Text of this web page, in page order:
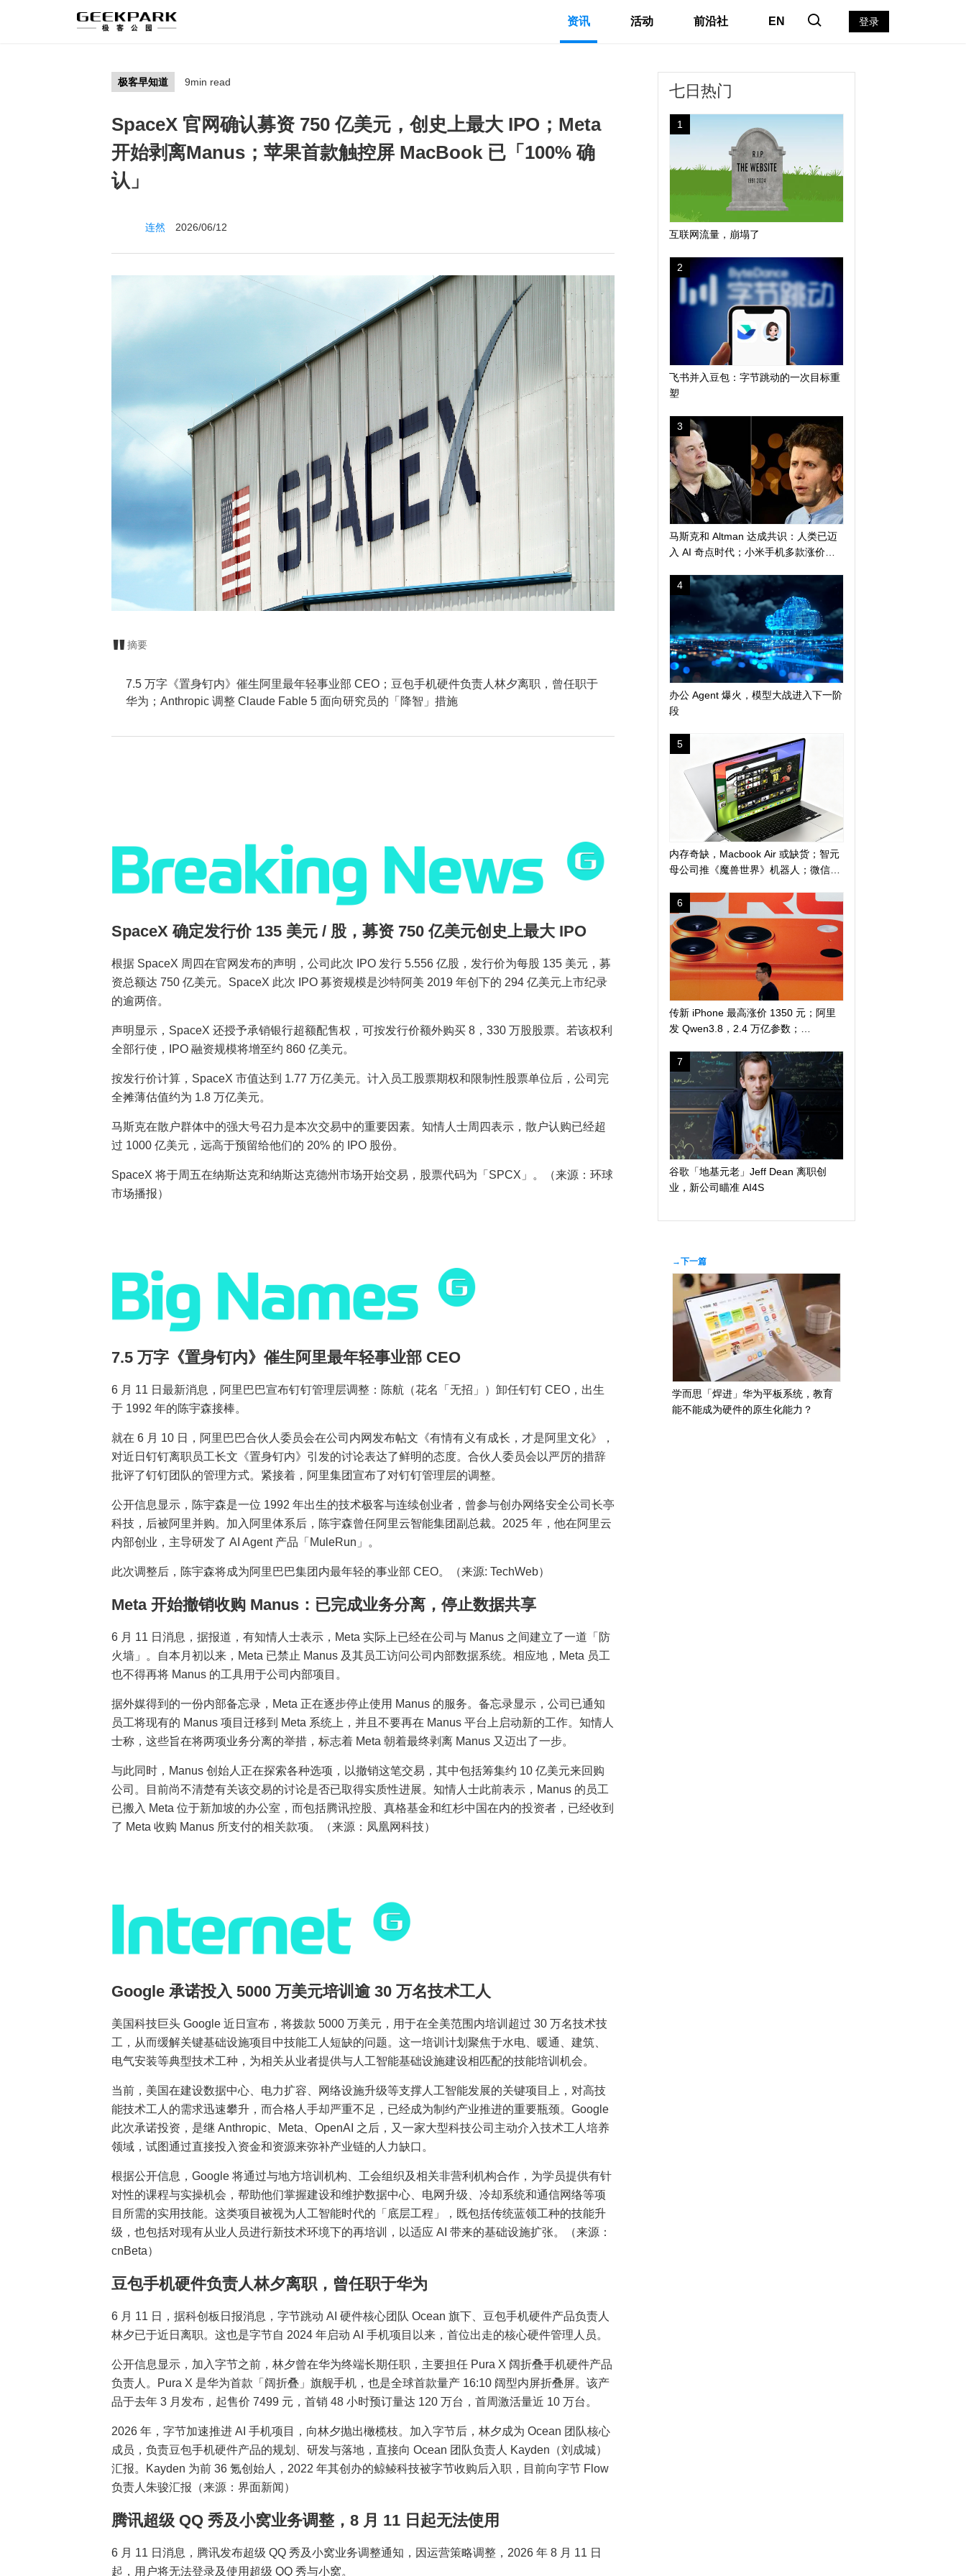
资讯 活动 前沿社 EN 登录
极客早知道 9min read
SpaceX 官网确认募资 750 亿美元，创史上最大 IPO；Meta
开始剥离Manus；苹果首款触控屏 MacBook 已「100% 确
认」
连然 2026/06/12
摘要
7.5 万字《置身钉内》催生阿里最年轻事业部 CEO；豆包手机硬件负责人林夕离职，曾任职于
华为；Anthropic 调整 Claude Fable 5 面向研究员的「降智」措施
SpaceX 确定发行价 135 美元 / 股，募资 750 亿美元创史上最大 IPO
根据 SpaceX 周四在官网发布的声明，公司此次 IPO 发行 5.556 亿股，发行价为每股 135 美元，募
资总额达 750 亿美元。SpaceX 此次 IPO 募资规模是沙特阿美 2019 年创下的 294 亿美元上市纪录
的逾两倍。
声明显示，SpaceX 还授予承销银行超额配售权，可按发行价额外购买 8，330 万股股票。若该权利
全部行使，IPO 融资规模将增至约 860 亿美元。
按发行价计算，SpaceX 市值达到 1.77 万亿美元。计入员工股票期权和限制性股票单位后，公司完
全摊薄估值约为 1.8 万亿美元。
马斯克在散户群体中的强大号召力是本次交易中的重要因素。知情人士周四表示，散户认购已经超
过 1000 亿美元，远高于预留给他们的 20% 的 IPO 股份。
SpaceX 将于周五在纳斯达克和纳斯达克德州市场开始交易，股票代码为「SPCX」。（来源：环球
市场播报）
7.5 万字《置身钉内》催生阿里最年轻事业部 CEO
6 月 11 日最新消息，阿里巴巴宣布钉钉管理层调整：陈航（花名「无招」）卸任钉钉 CEO，出生
于 1992 年的陈宇森接棒。
就在 6 月 10 日，阿里巴巴合伙人委员会在公司内网发布帖文《有情有义有成长，才是阿里文化》，
对近日钉钉离职员工长文《置身钉内》引发的讨论表达了鲜明的态度。合伙人委员会以严厉的措辞
批评了钉钉团队的管理方式。紧接着，阿里集团宣布了对钉钉管理层的调整。
公开信息显示，陈宇森是一位 1992 年出生的技术极客与连续创业者，曾参与创办网络安全公司长亭
科技，后被阿里并购。加入阿里体系后，陈宇森曾任阿里云智能集团副总裁。2025 年，他在阿里云
内部创业，主导研发了 AI Agent 产品「MuleRun」。
此次调整后，陈宇森将成为阿里巴巴集团内最年轻的事业部 CEO。（来源: TechWeb）
Meta 开始撤销收购 Manus：已完成业务分离，停止数据共享
6 月 11 日消息，据报道，有知情人士表示，Meta 实际上已经在公司与 Manus 之间建立了一道「防
火墙」。自本月初以来，Meta 已禁止 Manus 及其员工访问公司内部数据系统。相应地，Meta 员工
也不得再将 Manus 的工具用于公司内部项目。
据外媒得到的一份内部备忘录，Meta 正在逐步停止使用 Manus 的服务。备忘录显示，公司已通知
员工将现有的 Manus 项目迁移到 Meta 系统上，并且不要再在 Manus 平台上启动新的工作。知情人
士称，这些旨在将两项业务分离的举措，标志着 Meta 朝着最终剥离 Manus 又迈出了一步。
与此同时，Manus 创始人正在探索各种选项，以撤销这笔交易，其中包括筹集约 10 亿美元来回购
公司。目前尚不清楚有关该交易的讨论是否已取得实质性进展。知情人士此前表示，Manus 的员工
已搬入 Meta 位于新加坡的办公室，而包括腾讯控股、真格基金和红杉中国在内的投资者，已经收到
了 Meta 收购 Manus 所支付的相关款项。（来源：凤凰网科技）
Google 承诺投入 5000 万美元培训逾 30 万名技术工人
美国科技巨头 Google 近日宣布，将拨款 5000 万美元，用于在全美范围内培训超过 30 万名技术技
工，从而缓解关键基础设施项目中技能工人短缺的问题。这一培训计划聚焦于水电、暖通、建筑、
电气安装等典型技术工种，为相关从业者提供与人工智能基础设施建设相匹配的技能培训机会。
当前，美国在建设数据中心、电力扩容、网络设施升级等支撑人工智能发展的关键项目上，对高技
能技术工人的需求迅速攀升，而合格人手却严重不足，已经成为制约产业推进的重要瓶颈。Google
此次承诺投资，是继 Anthropic、Meta、OpenAI 之后，又一家大型科技公司主动介入技术工人培养
领域，试图通过直接投入资金和资源来弥补产业链的人力缺口。
根据公开信息，Google 将通过与地方培训机构、工会组织及相关非营利机构合作，为学员提供有针
对性的课程与实操机会，帮助他们掌握建设和维护数据中心、电网升级、冷却系统和通信网络等项
目所需的实用技能。这类项目被视为人工智能时代的「底层工程」，既包括传统蓝领工种的技能升
级，也包括对现有从业人员进行新技术环境下的再培训，以适应 AI 带来的基础设施扩张。（来源：
cnBeta）
豆包手机硬件负责人林夕离职，曾任职于华为
6 月 11 日，据科创板日报消息，字节跳动 AI 硬件核心团队 Ocean 旗下、豆包手机硬件产品负责人
林夕已于近日离职。这也是字节自 2024 年启动 AI 手机项目以来，首位出走的核心硬件管理人员。
公开信息显示，加入字节之前，林夕曾在华为终端长期任职，主要担任 Pura X 阔折叠手机硬件产品
负责人。Pura X 是华为首款「阔折叠」旗舰手机，也是全球首款量产 16:10 阔型内屏折叠屏。该产
品于去年 3 月发布，起售价 7499 元，首销 48 小时预订量达 120 万台，首周激活量近 10 万台。
2026 年，字节加速推进 AI 手机项目，向林夕抛出橄榄枝。加入字节后，林夕成为 Ocean 团队核心
成员，负责豆包手机硬件产品的规划、研发与落地，直接向 Ocean 团队负责人 Kayden（刘成城）
汇报。Kayden 为前 36 氪创始人，2022 年其创办的鲸鲮科技被字节收购后入职，目前向字节 Flow
负责人朱骏汇报（来源：界面新闻）
腾讯超级 QQ 秀及小窝业务调整，8 月 11 日起无法使用
6 月 11 日消息，腾讯发布超级 QQ 秀及小窝业务调整通知，因运营策略调整，2026 年 8 月 11 日
起，用户将无法登录及使用超级 QQ 秀与小窝。
七日热门
1
互联网流量，崩塌了
2
飞书并入豆包：字节跳动的一次目标重
塑
3
马斯克和 Altman 达成共识：人类已迈
入 AI 奇点时代；小米手机多款涨价
致产品延期发布
4
办公 Agent 爆火，模型大战进入下一阶
段
5
内存奇缺，Macbook Air 或缺货；智元
母公司推《魔兽世界》机器人；微信地
6
传新 iPhone 最高涨价 1350 元；阿里
发 Qwen3.8，2.4 万亿参数；
7
谷歌「地基元老」Jeff Dean 离职创
业，新公司瞄准 AI4S
→下一篇
学而思「焊进」华为平板系统，教育
能不能成为硬件的原生化能力？